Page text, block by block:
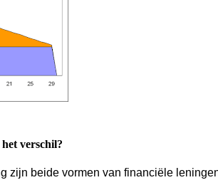
verschil?
zijn beide vormen van financiële